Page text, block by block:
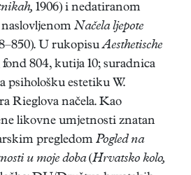
1906) i nedatiranom
Načela ljepote
U rukopisuAesthetische
fond 804, kutija 10; suradnica
psihološku estetiku W.
Rieglova načela. Kao
likovne umjetnosti znatan
pregledom Pogled na
u moje doba(Hrvatsko kolo,